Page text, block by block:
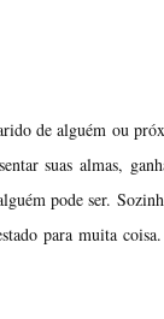
de alguém ou
suas almas,
pode ser.
para muita